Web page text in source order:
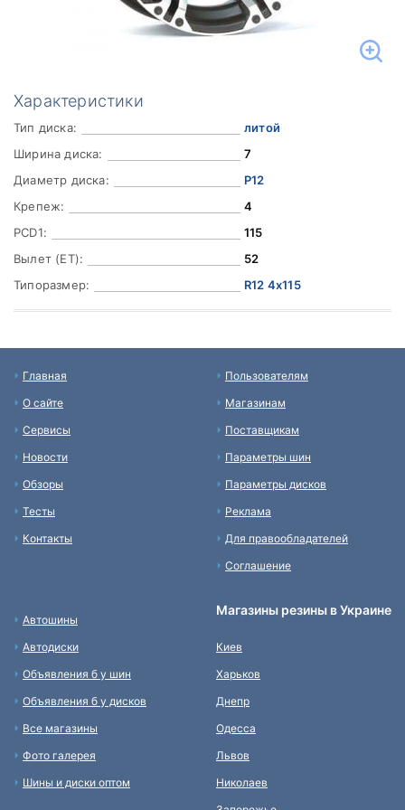
Характеристики
Тип диска:
литой
Ширина диска:
7
Диаметр диска:
Р12
Крепеж:
4
PCD1:
115
Вылет (ET):
52
Типоразмер:
R12 4x115
Главная
О сайте
Сервисы
Новости
Обзоры
Тесты
Контакты
Пользователям
Магазинам
Поставщикам
Параметры шин
Параметры дисков
Реклама
Для правообладателей
Соглашение
Автошины
Автодиски
Объявления б у шин
Объявления б у дисков
Все магазины
Фото галерея
Шины и диски оптом
Магазины резины в Украине
Киев
Харьков
Днепр
Одесса
Львов
Николаев